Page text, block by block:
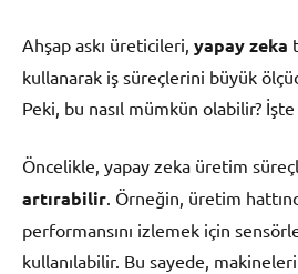
Ahşap askı üreticileri, yapay zeka
kullanarak iş süreçlerini büyük
Peki, bu nasıl mümkün olabilir?
Öncelikle, yapay zeka üretim
artırabilir. Örneğin, üretim
performansını izlemek için
kullanılabilir. Bu sayede,